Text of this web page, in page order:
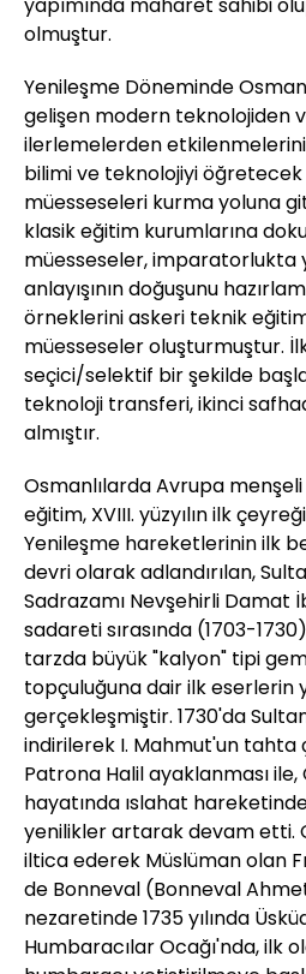
olmuştur.
Yenileşme Döneminde
gelişen modern teknolojiden
ilerlemelerden
bilimi ve teknolojiyi
müesseseleri kurma yoluna
klasik eğitim kurumlarına
müesseseler, imparatorlukta
anlayışının doğuşunu
örneklerini askeri teknik
müesseseler oluşturmuştur.
seçici/selektif bir şekilde
teknoloji transferi, ikinci
almıştır.
Osmanlılarda Avrupa
eğitim, XVIII. yüzyılın ilk
Yenileşme hareketlerinin ilk
devri olarak adlandırılan,
Sadrazamı Nevşehirli Damat
sadareti sırasında (1703-
tarzda büyük "kalyon" tipi
topçuluğuna dair ilk eserlerin
gerçekleşmiştir. 1730'da
indirilerek I. Mahmut'un tahta
Patrona Halil ayaklanması ile,
hayatında ıslahat
yenilikler artarak devam etti.
iltica ederek Müslüman olan
de Bonneval (Bonneval
nezaretinde 1735 yılında
Humbaracılar Ocağı'nda, ilk